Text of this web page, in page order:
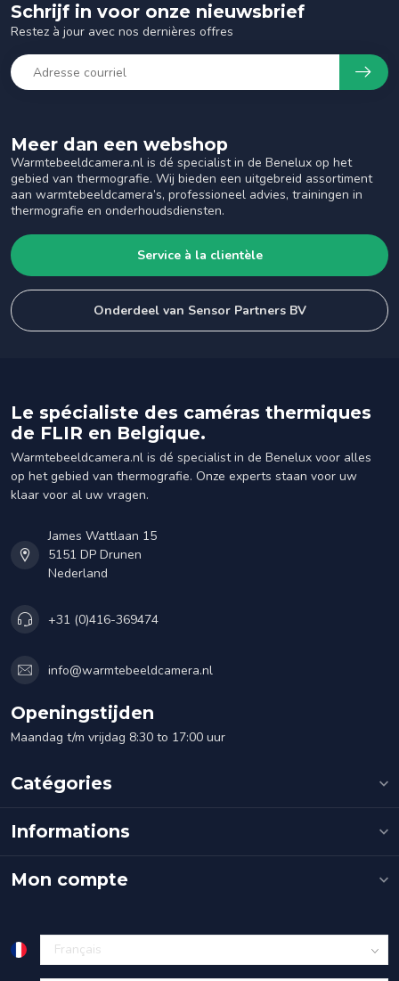
Meer dan een webshop
Warmtebeeldcamera.nl is dé specialist in de Benelux op het
gebied van thermografie. Wij bieden een uitgebreid assortiment
aan warmtebeeldcamera’s, professioneel advies, trainingen in
thermografie en onderhoudsdiensten.
Service à la clientèle
Onderdeel van Sensor Partners BV
Schrijf in voor onze nieuwsbrief
Restez à jour avec nos dernières offres
Le spécialiste des caméras thermiques
de FLIR en Belgique.
Warmtebeeldcamera.nl is dé specialist in de Benelux voor alles
op het gebied van thermografie. Onze experts staan voor uw
klaar voor al uw vragen.
James Wattlaan 15
5151 DP Drunen
Nederland
+31 (0)416-369474
info@warmtebeeldcamera.nl
Openingstijden
Maandag t/m vrijdag 8:30 to 17:00 uur
Catégories
Informations
Mon compte